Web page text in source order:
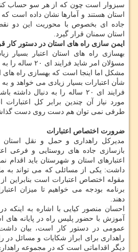
سبزوار است چون که از هر سو حساب
استان هستند و آمارها نشان داده است که
جاده ای بخصوص با محوریت این دو
استان سمنان قرار گیرد.
ایمن سازی راه های استان در دستور کار
بهسازی راه های استان اعتبار بسیار
مسؤلان امر شاید فرایند ای ۲۰ ساله را به دنبال داشته باشد
مشکل اما اینجا است که بهسازی راه
شأن اعتبارات بسیار زیادی می خواهد و
فرایند ای ۲۰ ساله را به دنبال
مورد نیاز آن چندین برابر کل
طرفی نمی توان هم دست روی دست
ضرورت اختصاص اعتبارات
مدیرکل راهداری و حمل و نقل استان
بازسازی جاده های روستایی و فرعی
اعتبارهای استان و شهرستان باید اقدام
داشت: یکی از مسائلی که می تواند به
مقوله اختصاص اعتبارات است
برنامه بودجه می خواهیم تا میزان
دهند.
احسان منصور کیایی با اشاره به اینکه
آموزش با حضور پلیس راه در پایانه
عمومی در دستور کار است، بیان
راهداری برای ابراز شکایات و مسائل در
دیگر اقداماتی است که در مجموعه